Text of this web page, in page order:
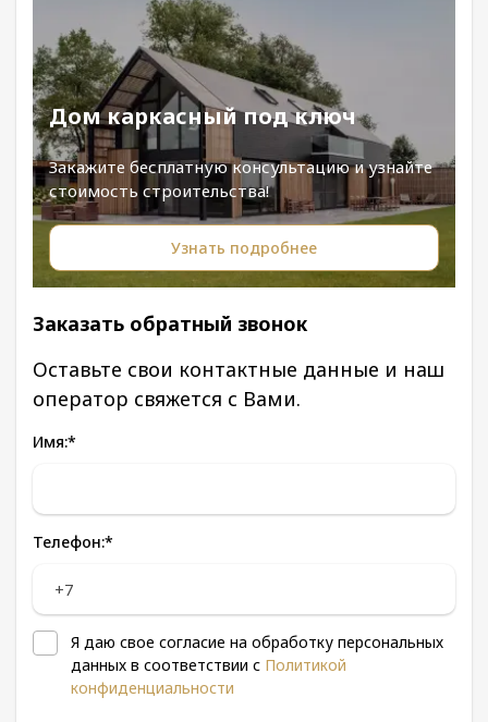
Дом каркасный под ключ
Закажите бесплатную консультацию и узнайте
стоимость строительства!
Узнать подробнее
Заказать обратный звонок
Оставьте свои контактные данные и наш
оператор свяжется с Вами.
Имя:*
Телефон:*
Я даю свое согласие на обработку персональных
данных в соответствии с Политикой
конфиденциальности